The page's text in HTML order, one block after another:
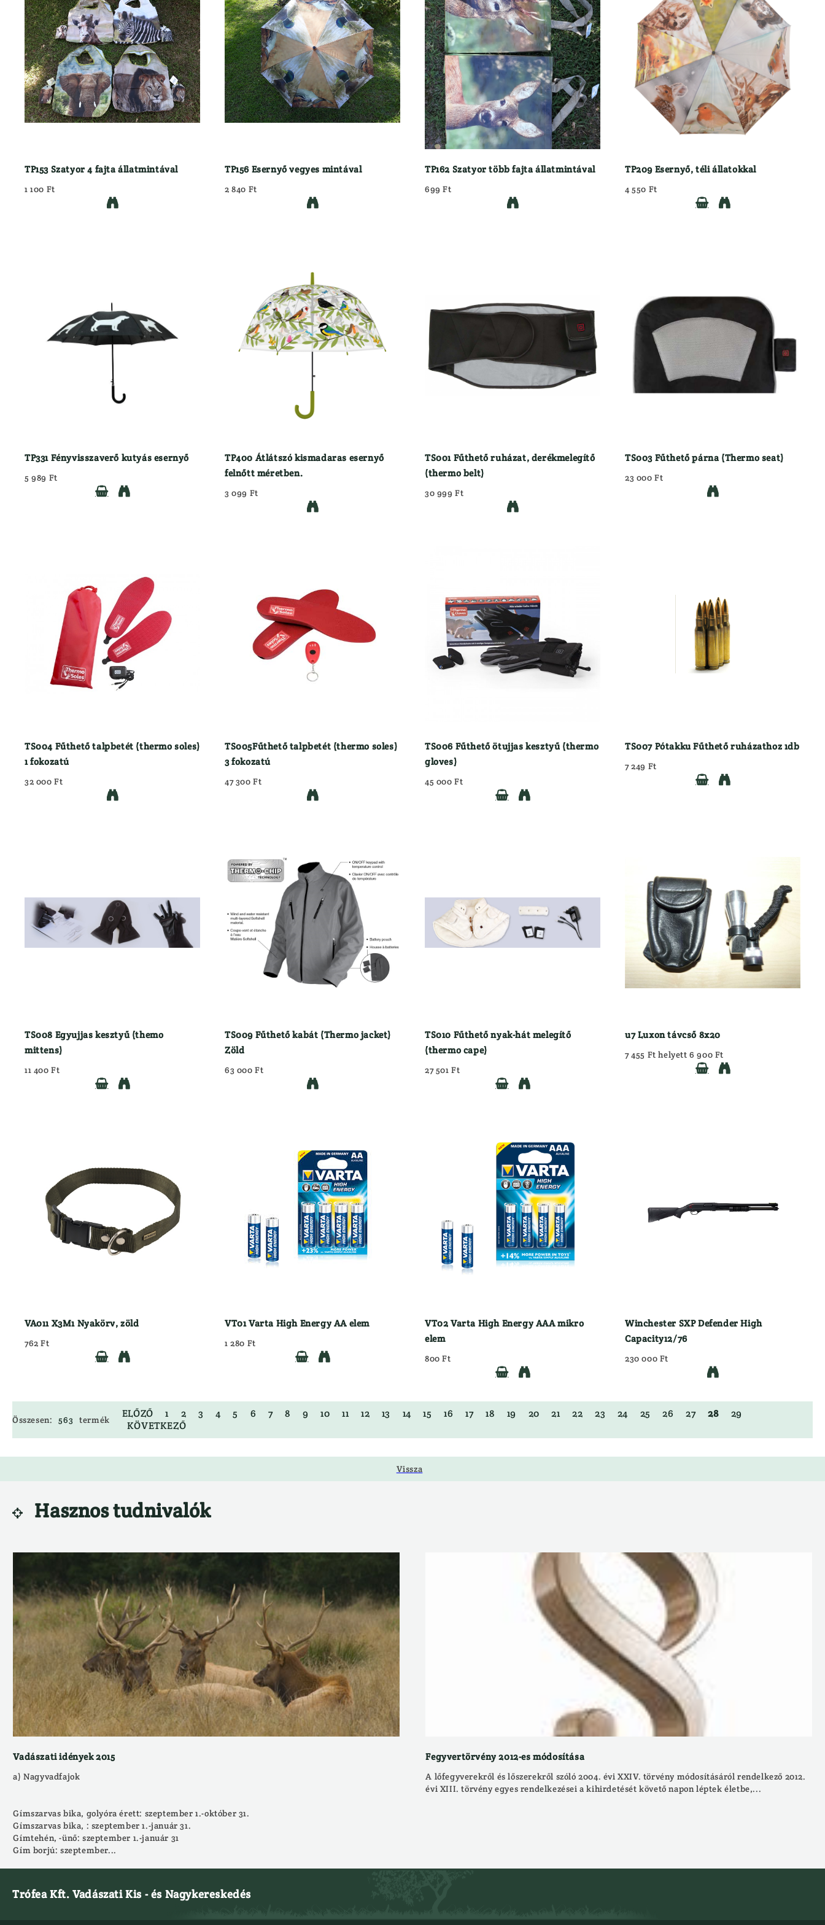
Kiegészítők
Hátizsák
Lőszertartó
Táskák
Töltényöv
Könyvek
Lámpa
Használt Drilling/vegyes Csövű
Használt Golyós Fegyver
Használt Sörétes Fegyver
Maroklőfegyver
JÁTÉKFIGURÁK
KEDVEZMÉNYES VÁSÁR
KIFUTÓ MARTTIINI AKCIÓ
KUTYÁS FELSZERELÉS
LŐSZER TÖLTŐ KÉSZÜLÉKEK, KIEGÉSZÍTŐK
MINDENFÉLE
ÖLTÖNYÖK
OPTIKA
Céltávcső
Kamera
Kereső Távcső
Spektív
Távolságmérő
Pulóver
Sapkák
Zoknik
RUHÁZAT TISZTÍTÓK, ÁPOLÓK
SZERELÉK
TRÓFEA TISZTÍTÓK/ÁPOLÓK
VADÁSZ/LES SZÉKEK, PÁRNÁK
VADÁSZKÉSEK
TP153 Szatyor 4 fajta állatmintával
1 100 Ft

TP156 Esernyő vegyes mintával
2 840 Ft

TP162 Szatyor több fajta állatmintával
699 Ft

TP209 Esernyő, téli állatokkal
4 550 Ft


TP331 Fényvisszaverő kutyás esernyő
5 989 Ft


TP400 Átlátszó kismadaras esernyő
felnőtt méretben.
3 099 Ft

TS001 Fűthető ruházat, derékmelegítő
(thermo belt)
30 999 Ft

TS003 Fűthető párna (Thermo seat)
23 000 Ft

TS004 Fűthető talpbetét (thermo soles)
1 fokozatú
32 000 Ft

TS005Fűthető talpbetét (thermo soles)
3 fokozatú
47 300 Ft

TS006 Fűthető ötujjas kesztyű (thermo
gloves)
45 000 Ft


TS007 Pótakku Fűthető ruházathoz 1db
7 249 Ft


TS008 Egyujjas kesztyű (themo
mittens)
11 400 Ft


TS009 Fűthető kabát (Thermo jacket)
Zöld
63 000 Ft

TS010 Fűthető nyak-hát melegítő
(thermo cape)
27 501 Ft


u7 Luxon távcső 8x20
7 455 Ft helyett 6 900 Ft


VA011 X3M1 Nyakörv, zöld
762 Ft


VT01 Varta High Energy AA elem
1 280 Ft


VT02 Varta High Energy AAA mikro
elem
800 Ft


Winchester SXP Defender High
Capacity12/76
230 000 Ft

Összesen: 563 termék ELŐZŐ 1 2 3 4 5 6 7 8 9 10 11 12 13 14 15 16 17 18 19 20 21 22 23 24 25 26 27 28
29
KÖVETKEZŐ
Vissza
 Hasznos tudnivalók
Vadászati idények 2015
a) Nagyvadfajok
Gímszarvas bika, golyóra érett: szeptember 1.-október 31.
Gímszarvas bika, : szeptember 1.-január 31.
Gímtehén, -ünő: szeptember 1.-január 31
Gím borjú: szeptember...
Fegyvertörvény 2012-es módosítása
A lőfegyverekről és lőszerekről szóló 2004. évi XXIV. törvény módosításáról rendelkező 2012.
évi XIII. törvény egyes rendelkezései a kihirdetését követő napon léptek életbe,...
Trófea Kft. Vadászati Kis - és Nagykereskedés